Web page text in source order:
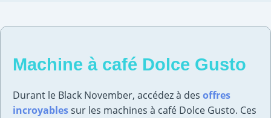
Machine à café Dolce Gusto
Durant le Black November, accédez à des offres
incroyablessur les machines à café Dolce Gusto. Ces